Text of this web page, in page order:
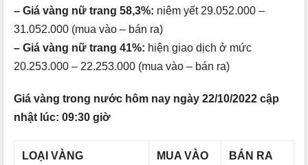
– Giá vàng nữ trang 58,3%: niêm yết 29.052.000 –
31.052.000 (mua vào – bán ra)
– Giá vàng nữ trang 41%: hiện giao dịch ở mức
20.253.000 – 22.253.000 (mua vào – bán ra)
Giá vàng trong nước hôm nay ngày 22/10/2022 cập
nhật lúc: 09:30 giờ
LOẠI VÀNG MUA VÀO BÁN RA